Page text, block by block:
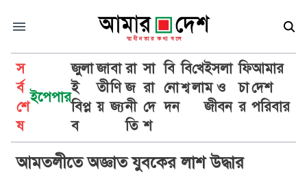
স
র্ব
শে
ষ
ইপেপার
জুলা
ই
বিপ্ল
ব
জা
তী
য়
বা
ণি
জ্য
রা
জ
নী
তি
সা
রা
দে
শ
বি
নো
দন
বি
শ্ব
খে
লা
ইসলা
ম ও
জীবন
ফি
চা
র
আমার
দেশ
পরিবার
আমতলী
আমতলীতে অজ্ঞাত যুবকের লাশ উদ্ধার